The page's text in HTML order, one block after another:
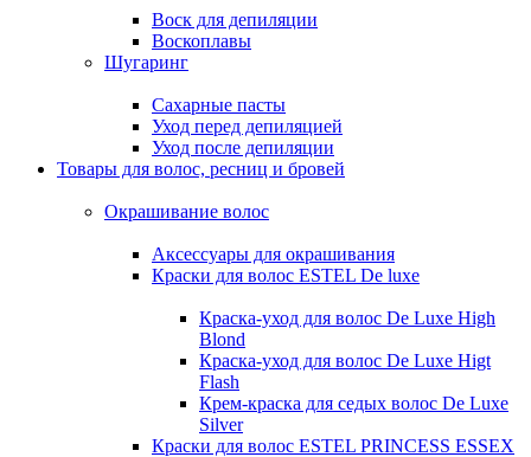
Воск для депиляции
Воскоплавы
Шугаринг
Сахарные пасты
Уход перед депиляцией
Уход после депиляции
Товары для волос, ресниц и бровей
Окрашивание волос
Аксессуары для окрашивания
Краски для волос ESTEL De luxe
Краска-уход для волос De Luxe High
Blond
Краска-уход для волос De Luxe Higt
Flash
Крем-краска для седых волос De Luxe
Silver
Краски для волос ESTEL PRINCESS ESSEX